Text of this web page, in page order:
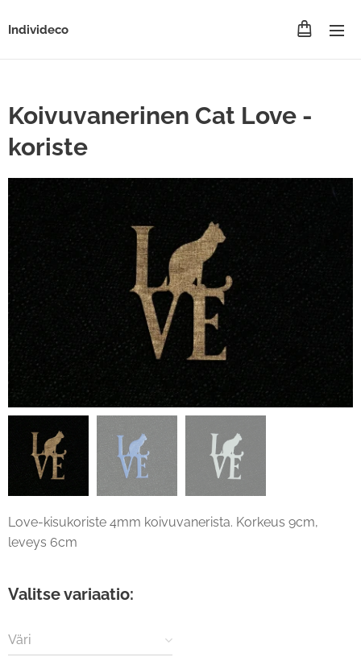
Individeco
Koivuvanerinen Cat Love -
koriste
Love-kisukoriste 4mm koivuvanerista. Korkeus 9cm,
leveys 6cm
Valitse variaatio:
Väri